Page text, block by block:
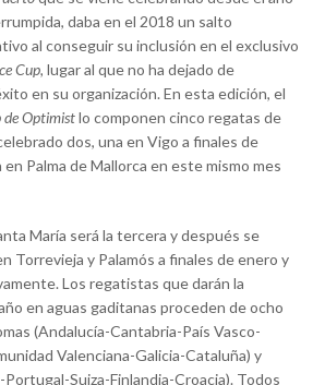
daba en el 2018 un salto
al conseguir su inclusión en el exclusivo
Cup,lugar al que no ha dejado de
en su organización. En esta edición, el
de Optimistlo componen cinco regatas de
dos, una en Vigo a finales de
Palma de Mallorca en este mismo mes
María será la tercera y después se
Torrevieja y Palamós a finales de enero y
Los regatistas que darán la
en aguas gaditanas proceden de ocho
(Andalucía-Cantabria-País Vasco-
Valenciana-Galicia-Cataluña) y
Portugal-Suiza-Finlandia-Croacia). Todos